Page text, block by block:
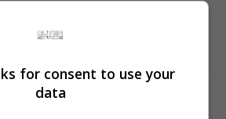
PREVIOUS ARTICLE
for consent to use your
data